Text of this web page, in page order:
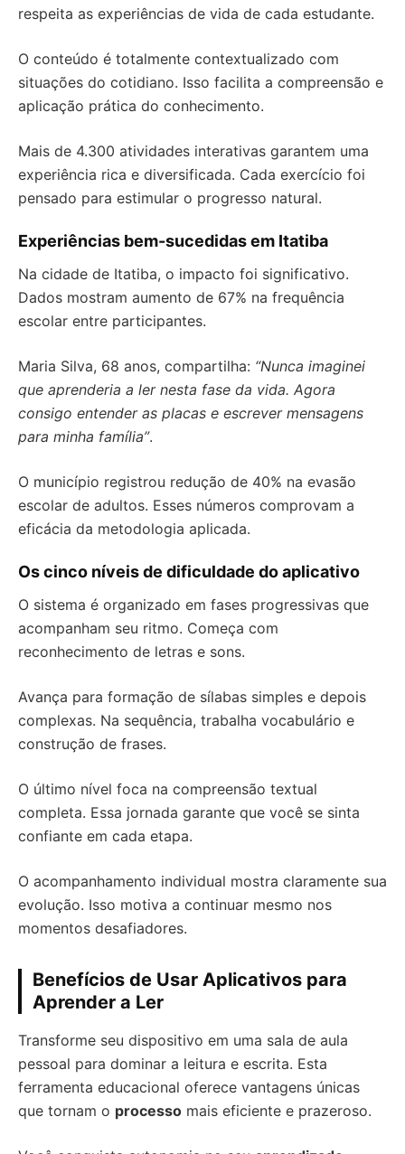
respeita as experiências de vida de cada estudante.
O conteúdo é totalmente contextualizado com
situações do cotidiano. Isso facilita a compreensão e
aplicação prática do conhecimento.
Mais de 4.300 atividades interativas garantem uma
experiência rica e diversificada. Cada exercício foi
pensado para estimular o progresso natural.
Experiências bem-sucedidas em Itatiba
Na cidade de Itatiba, o impacto foi significativo.
Dados mostram aumento de 67% na frequência
escolar entre participantes.
Maria Silva, 68 anos, compartilha: “Nunca imaginei
que aprenderia a ler nesta fase da vida. Agora
consigo entender as placas e escrever mensagens
para minha família”.
O município registrou redução de 40% na evasão
escolar de adultos. Esses números comprovam a
eficácia da metodologia aplicada.
Os cinco níveis de dificuldade do aplicativo
O sistema é organizado em fases progressivas que
acompanham seu ritmo. Começa com
reconhecimento de letras e sons.
Avança para formação de sílabas simples e depois
complexas. Na sequência, trabalha vocabulário e
construção de frases.
O último nível foca na compreensão textual
completa. Essa jornada garante que você se sinta
confiante em cada etapa.
O acompanhamento individual mostra claramente sua
evolução. Isso motiva a continuar mesmo nos
momentos desafiadores.
Benefícios de Usar Aplicativos para
Aprender a Ler
Transforme seu dispositivo em uma sala de aula
pessoal para dominar a leitura e escrita. Esta
ferramenta educacional oferece vantagens únicas
que tornam o processo mais eficiente e prazeroso.